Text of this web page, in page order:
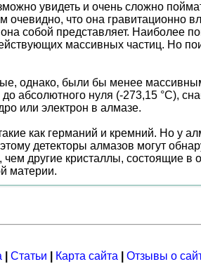
увидеть и очень сложно
что она гравитационно
собой представляет. Наиболее
массивных частиц. Но
однако, были бы менее
абсолютного нуля (-273,15 °С),
или электрон в алмазе.
как германий и кремний. Но у
детекторы алмазов могут
другие кристаллы, состоящие в
материи.
Статьи Карта сайта Отзывы о